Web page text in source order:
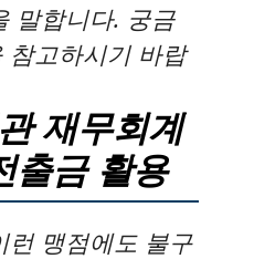
말합니다. 궁금
참고하시기 바랍
재무회계
출금 활용
런 맹점에도 불구